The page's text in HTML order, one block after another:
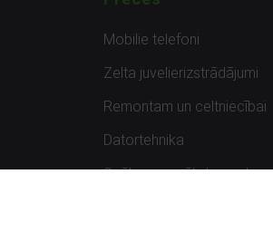
Mobilie telefoni
Zelta juvelierizstrādājumi
Remontam un celtniecībai
Datortehnika
Spēles un spēļu konsoles